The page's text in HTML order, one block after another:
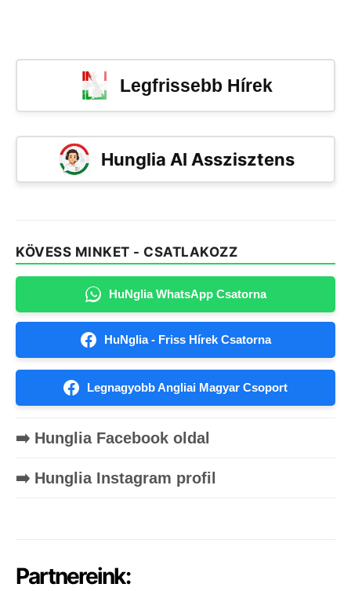
Legfrissebb Hírek
Hunglia AI Asszisztens
KÖVESS MINKET - CSATLAKOZZ
HuNglia WhatsApp Csatorna
HuNglia - Friss Hírek Csatorna
Legnagyobb Angliai Magyar Csoport
➡️ Hunglia Facebook oldal
➡️ Hunglia Instagram profil
Partnereink: